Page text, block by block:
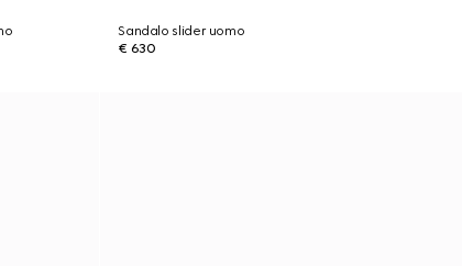
Sandalo slider uomo
€ 630